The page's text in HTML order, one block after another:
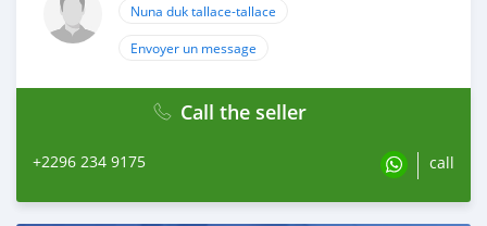
Nuna duk tallace-tallace
Envoyer un message
Call the seller
+2296 234 9175 call